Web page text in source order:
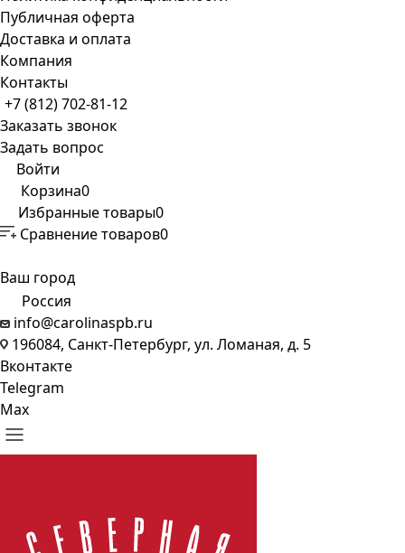
Публичная оферта
Доставка и оплата
Компания
Контакты
+7 (812) 702-81-12
Заказать звонок
Задать вопрос
Войти
Корзина0
Избранные товары0
Сравнение товаров0
Ваш город
Россия
info@carolinaspb.ru
196084, Санкт-Петербург, ул. Ломаная, д. 5
Вконтакте
Telegram
Max